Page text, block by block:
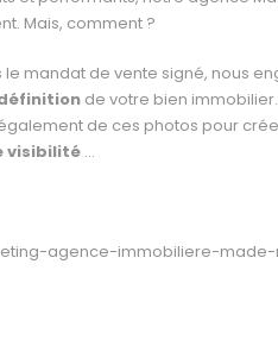
Mais, comment ?
le mandat de vente signé, nous
de votre bien
de ces photos pour
visibilité …